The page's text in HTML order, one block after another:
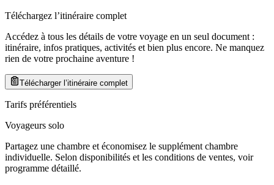
Téléchargez l’itinéraire complet
Accédez à tous les détails de votre voyage en un seul document :
itinéraire, infos pratiques, activités et bien plus encore. Ne manquez
rien de votre prochaine aventure !
Télécharger l’itinéraire complet
Tarifs préférentiels
Voyageurs solo
Partagez une chambre et économisez le supplément chambre
individuelle. Selon disponibilités et les conditions de ventes, voir
programme détaillé.